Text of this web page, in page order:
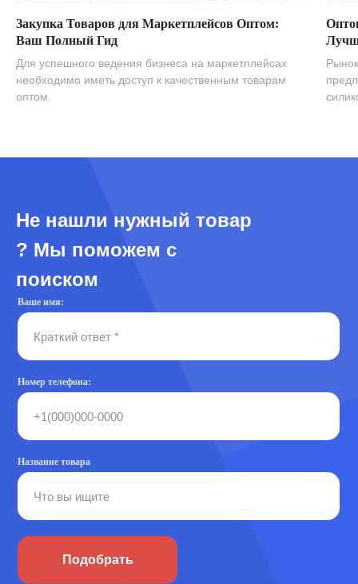
Закупка Товаров для Маркетплейсов Оптом:
Ваш Полный Гид
Для успешного ведения бизнеса на маркетплейсах
необходимо иметь доступ к качественным товарам
оптом.
Не нашли нужный товар
? Мы поможем с
поиском
Ваше имя:
Номер телефона:
Название товара
Подобрать